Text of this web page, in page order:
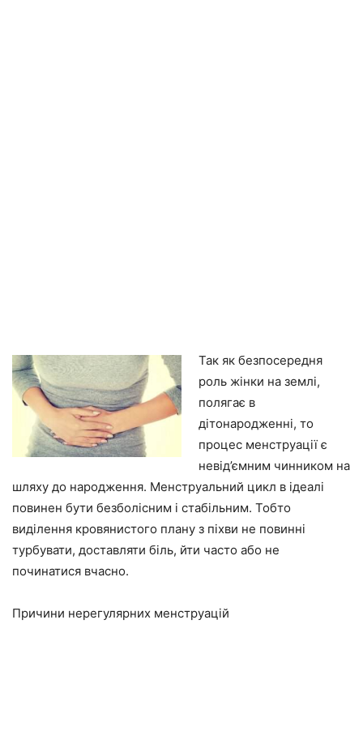
Так як безпосередня
роль жінки на землі,
полягає в
дітонародженні, то
процес менструації є
невід’ємним чинником на
шляху до народження. Менструальний цикл в ідеалі
повинен бути безболісним і стабільним. Тобто
виділення кровянистого плану з піхви не повинні
турбувати, доставляти біль, йти часто або не
починатися вчасно.
Причини нерегулярних менструацій